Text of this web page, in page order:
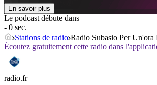
En savoir plus
Le podcast débute dans
- 0 sec.
Stations de radio Radio Subasio Per Un'ora
Écoutez gratuitement cette radio dans
radio.fr